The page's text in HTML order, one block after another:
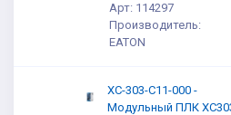
Арт: 114297
Производитель:
EATON
XC-303-C11-000 -
Модульный ПЛК